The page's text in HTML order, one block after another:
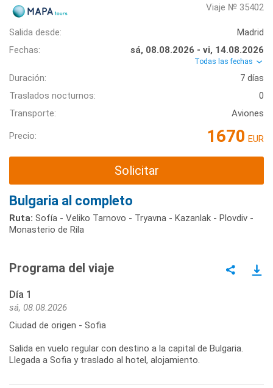
Viaje № 35402
Salida desde:
Madrid
Fechas:
sá, 08.08.2026 - vi, 14.08.2026
Todas las fechas
Duración:
7 días
Traslados nocturnos:
0
Transporte:
Aviones
Precio: 1670 EUR
Solicitar
Bulgaria al completo
Ruta: Sofía - Veliko Tarnovo - Tryavna - Kazanlak - Plovdiv -
Monasterio de Rila
Programa del viaje
Día 1
sá, 08.08.2026
Ciudad de origen - Sofia
Salida en vuelo regular con destino a la capital de Bulgaria.